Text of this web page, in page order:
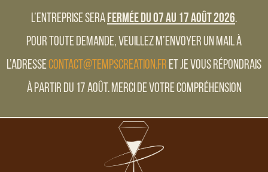
L’entreprise serafermée du 07 au 17 Août 2026.
Pour toute demande, veuillez m’envoyer un mail à
l’adressecontact@tempscreation.fr et je vous répondrais
à partir du 17 Août. Merci de votre compréhension